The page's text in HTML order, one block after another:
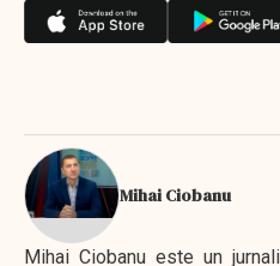
Mihai Ciobanu
Mihai Ciobanu este un